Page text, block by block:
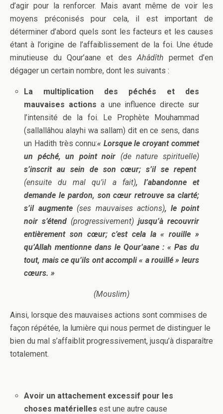
d’agir pour la renforcer. Mais avant même de voir les
moyens préconisés pour cela, il est important de
déterminer d’abord quels sont les facteurs et les causes
étant à l’origine de l’affaiblissement de la foi. Une étude
minutieuse du Qour’aane et desAhâdîth permet d’en
dégager un certain nombre, dont les suivants :
La multiplication des péchés et des
mauvaises actions a une influence directe sur
l’intensité de la foi. Le Prophète Mouhammad
(sallallâhou alayhi wa sallam) dit en ce sens, dans
un Hadith très connu:« Lorsque le croyant commet
un péché, un point noir (de nature spirituelle)
s’inscrit au sein de son cœur; s’il se repent
(ensuite du mal qu’il a fait), l’abandonne et
demande le pardon, son cœur retrouve sa clarté;
s’il augmente (ses mauvaises actions), le point
noir s’étend (progressivement) jusqu’à recouvrir
entièrement son cœur; c’est cela la « rouille »
qu’Allah mentionne dans le Qour’aane : « Pas du
tout, mais ce qu’ils ont accompli « a rouillé » leurs
cœurs. »
(Mouslim)
Ainsi, lorsque des mauvaises actions sont commises de
façon répétée, la lumière qui nous permet de distinguer le
bien du mal s’affaiblit progressivement, jusqu’à disparaître
totalement.
Avoir un attachement excessif pour les
choses matérielles est une autre cause